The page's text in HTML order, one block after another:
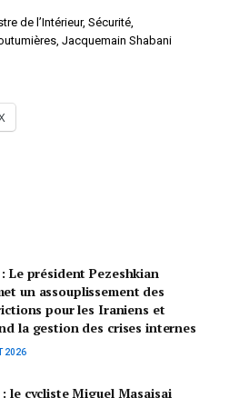
de l’Intérieur, Sécurité,
Jacquemain Shabani
Le président Pezeshkian
un assouplissement des
pour les Iraniens et
la gestion des crises internes
2026
: le cycliste Miguel Masaisai